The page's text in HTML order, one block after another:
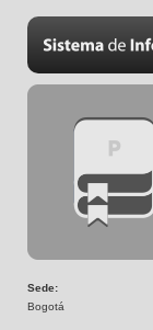
Sede:
Bogotá